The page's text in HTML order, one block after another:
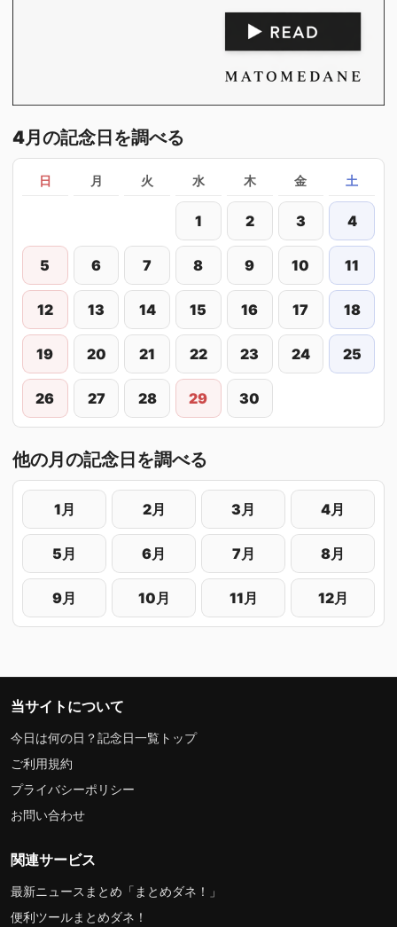
4月の記念日を調べる
日 月 火 水 木 金 土
1 2 3 4
5 6 7 8 9 10 11
12 13 14 15 16 17 18
19 20 21 22 23 24 25
26 27 28 29 30
他の月の記念日を調べる
1月 2月 3月 4月
5月 6月 7月 8月
9月 10月 11月 12月
当サイトについて
今日は何の日？記念日一覧トップ
ご利用規約
プライバシーポリシー
お問い合わせ
関連サービス
最新ニュースまとめ「まとめダネ！」
便利ツールまとめダネ！